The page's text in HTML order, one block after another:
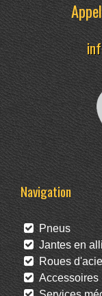
Navigation
Pneus
Jantes en
Roues
Accessoires